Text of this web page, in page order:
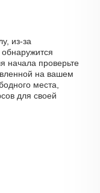
из-за
начала проверьте
на вашем
места,
для своей